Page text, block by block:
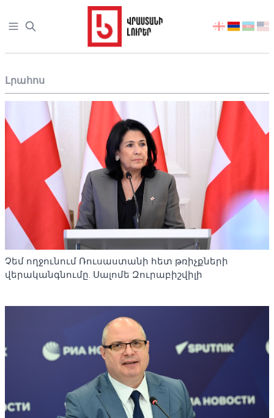
Open sidebar
აირჩიეთ
Լրահոս
Չեմ ողջունում Ռուսաստանի հետ թռիչքների
վերականգնումը. Սալոմե Զուրաբիշվիլի